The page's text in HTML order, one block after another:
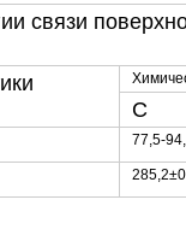
связи
С
77,5-